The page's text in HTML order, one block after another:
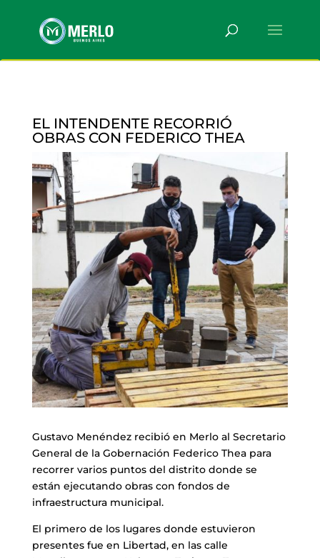
EL INTENDENTE RECORRIÓ
OBRAS CON FEDERICO THEA
Gustavo Menéndez recibió en Merlo al Secretario
General de la Gobernación Federico Thea para
recorrer varios puntos del distrito donde se
están ejecutando obras con fondos de
infraestructura municipal.
El primero de los lugares donde estuvieron
presentes fue en Libertad, en las calle